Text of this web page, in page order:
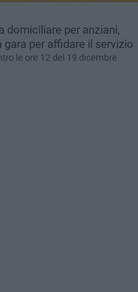
domiciliare per anziani,
gara per affidare il servizio
le ore 12 del 19 dicembre